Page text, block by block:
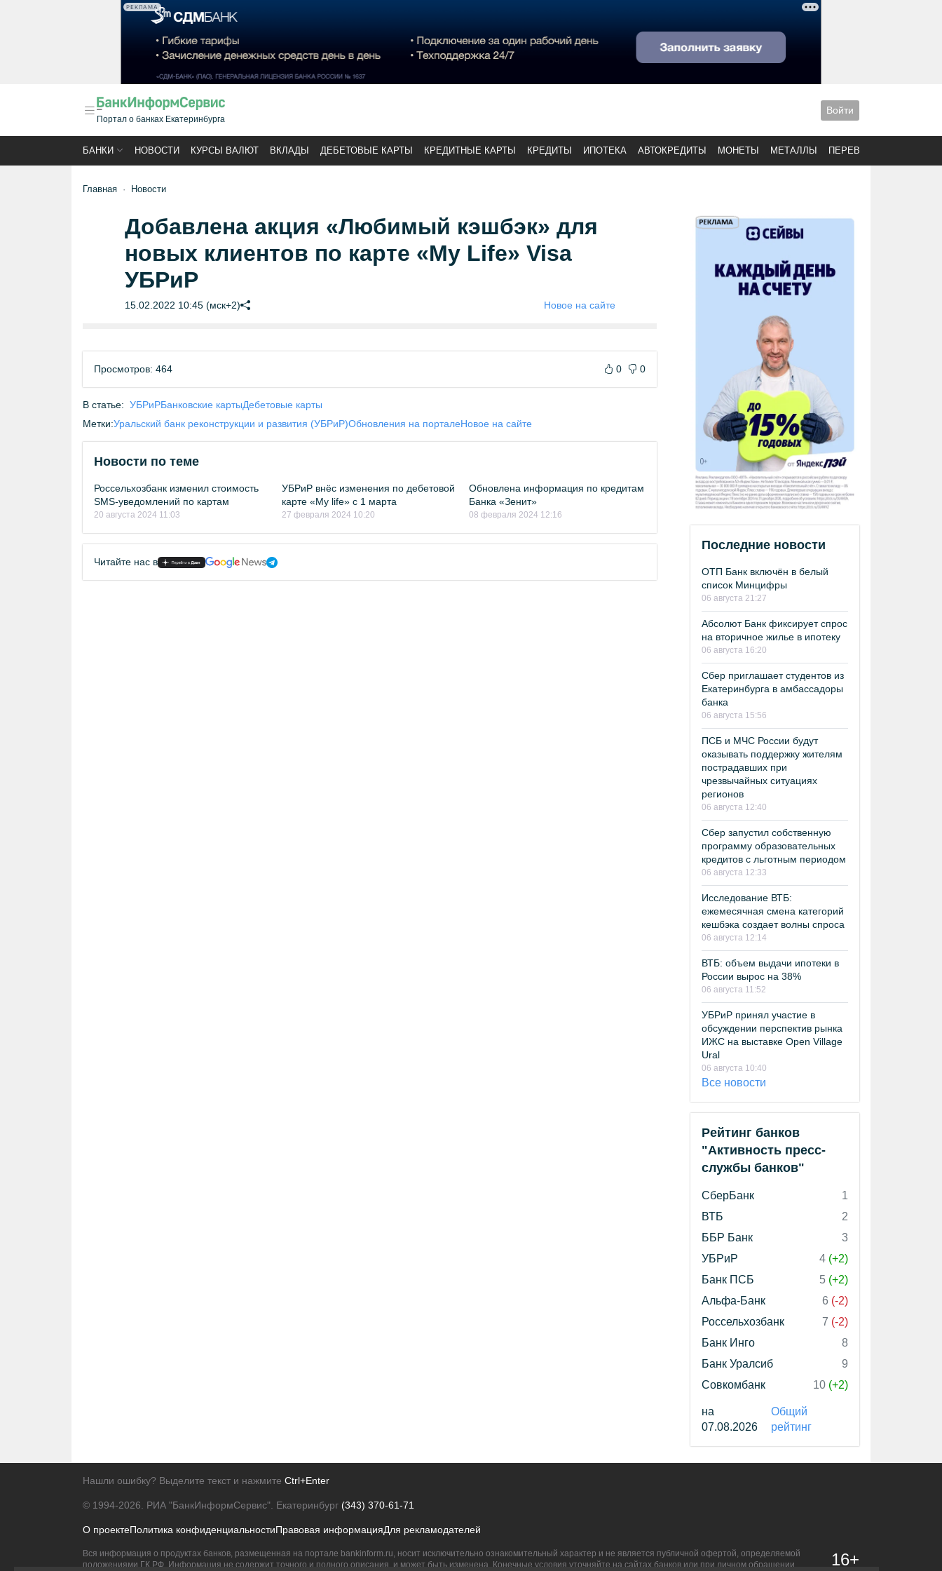
РЕКЛАМА
Портал о банках Екатеринбурга
Войти
БАНКИ НОВОСТИ КУРСЫ ВАЛЮТ ВКЛАДЫ ДЕБЕТОВЫЕ КАРТЫ КРЕДИТНЫЕ КАРТЫ КРЕДИТЫ ИПОТЕКА АВТОКРЕДИТЫ МОНЕТЫ МЕТАЛЛЫ ПЕРЕВОДЫ
Главная Новости
Добавлена акция «Любимый кэшбэк» для
новых клиентов по карте «My Life» Visa
УБРиР
15.02.2022 10:45 (мск+2) Новое на сайте
Просмотров: 464 0 0
В статье: УБРиРБанковские картыДебетовые карты
Метки:Уральский банк реконструкции и развития (УБРиР)Обновления на порталеНовое на сайте
Новости по теме
Россельхозбанк изменил стоимость
SMS-уведомлений по картам
20 августа 2024 11:03
УБРиР внёс изменения по дебетовой
карте «My life» с 1 марта
27 февраля 2024 10:20
Обновлена информация по кредитам
Банка «Зенит»
08 февраля 2024 12:16
Читайте нас в
Последние новости
ОТП Банк включён в белый
список Минцифры
06 августа 21:27
Абсолют Банк фиксирует спрос
на вторичное жилье в ипотеку
06 августа 16:20
Сбер приглашает студентов из
Екатеринбурга в амбассадоры
банка
06 августа 15:56
ПСБ и МЧС России будут
оказывать поддержку жителям
пострадавших при
чрезвычайных ситуациях
регионов
06 августа 12:40
Сбер запустил собственную
программу образовательных
кредитов с льготным периодом
06 августа 12:33
Исследование ВТБ:
ежемесячная смена категорий
кешбэка создает волны спроса
06 августа 12:14
ВТБ: объем выдачи ипотеки в
России вырос на 38%
06 августа 11:52
УБРиР принял участие в
обсуждении перспектив рынка
ИЖС на выставке Open Village
Ural
06 августа 10:40
Все новости
Рейтинг банков
"Активность пресс-
службы банков"
СберБанк
1
ВТБ
2
ББР Банк
3
УБРиР
4 (+2)
Банк ПСБ
5 (+2)
Альфа-Банк
6 (-2)
Россельхозбанк
7 (-2)
Банк Инго
8
Банк Уралсиб
9
Совкомбанк
10 (+2)
на
07.08.2026
Общий
рейтинг
Нашли ошибку? Выделите текст и нажмите Ctrl+Enter
© 1994-2026. РИА "БанкИнформСервис". Екатеринбург (343) 370-61-71
О проектеПолитика конфиденциальностиПравовая информацияДля рекламодателей
Вся информация о продуктах банков, размещенная на портале bankinform.ru, носит исключительно ознакомительный характер и не является публичной офертой, определяемой
положениями ГК РФ. Информация не содержит точного и полного описания, и может быть изменена. Конечные условия уточняйте на сайтах банков или при личном обращении.
16+